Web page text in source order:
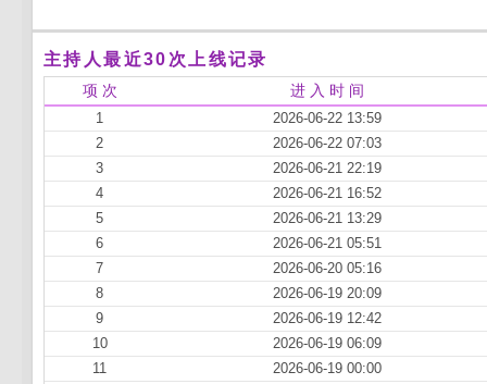
主持人最近30次上线记录
项 次 进 入 时 间
1
2026-06-22 13:59
2
2026-06-22 07:03
3
2026-06-21 22:19
4
2026-06-21 16:52
5
2026-06-21 13:29
6
2026-06-21 05:51
7
2026-06-20 05:16
8
2026-06-19 20:09
9
2026-06-19 12:42
10
2026-06-19 06:09
11
2026-06-19 00:00